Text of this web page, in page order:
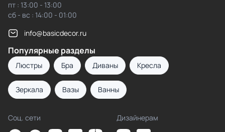
пт : 13:00 - 13:00
сб - вс : 14:00 - 01:00
info@basicdecor.ru
Популярные разделы
Люстры Бра Диваны Кресла
Зеркала Вазы Ванны
Соц. сети Дизайнерам